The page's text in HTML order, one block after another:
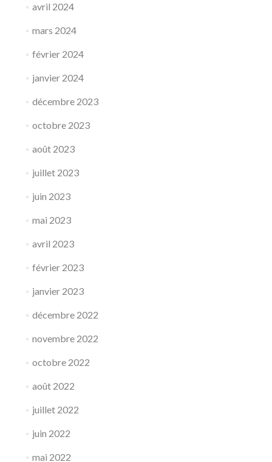
avril 2024
mars 2024
février 2024
janvier 2024
décembre 2023
octobre 2023
août 2023
juillet 2023
juin 2023
mai 2023
avril 2023
février 2023
janvier 2023
décembre 2022
novembre 2022
octobre 2022
août 2022
juillet 2022
juin 2022
mai 2022